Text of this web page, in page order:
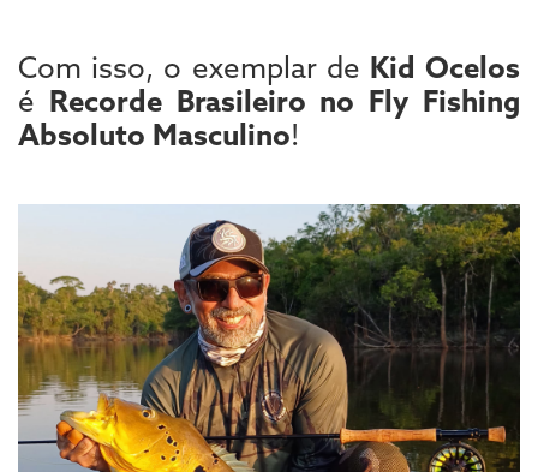
Com isso, o exemplar de Kid Ocelos
é Recorde Brasileiro no Fly Fishing
Absoluto Masculino!